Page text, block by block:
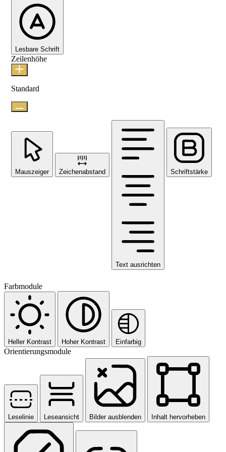
Lesbare Schrift
Zeilenhöhe
Standard
Mauszeiger Zeichenabstand
Text ausrichten
Schriftstärke
Farbmodule
Heller Kontrast Hoher Kontrast Einfarbig
Orientierungsmodule
Leselinie Leseansicht Bilder ausblenden Inhalt hervorheben